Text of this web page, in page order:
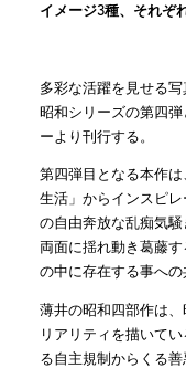
イメージ3種、それぞ
多彩な活躍を見せる
昭和シリーズの第四
ーより刊行する。
第四弾目となる本作
生活」からインスピ
の自由奔放な乱痴気
両面に揺れ動き葛藤
の中に存在する事への
薄井の昭和四部作は
リアリティを描いて
る自主規制からくる